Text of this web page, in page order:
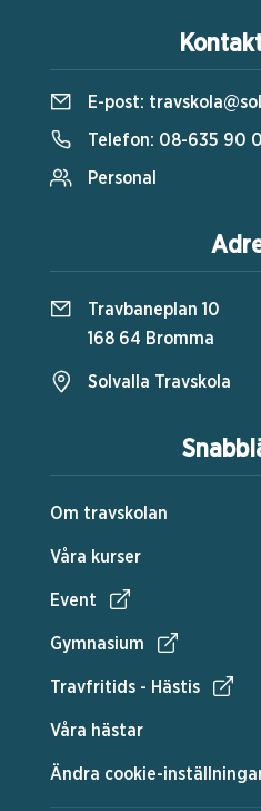
Om travskolan
Våra kurser
Event
Gymnasium
Travfritids - Hästis
Våra hästar
Ändra cookie-
E-post:
Telefon: 08-635 90
Personal
Travbaneplan 10
168 64 Bromma
Solvalla Travskola